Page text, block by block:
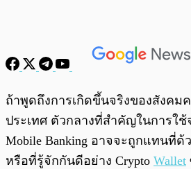
พร้อมเล่น
ถ้าพูดถึงการเกิดขึ้นจริงของสังคม
ประเทศ ตัวกลางที่สำคัญในการใช้
Mobile Banking อาจจะถูกแทนที่ด้
หรือที่รู้จักกันดีอย่าง Crypto Wallet